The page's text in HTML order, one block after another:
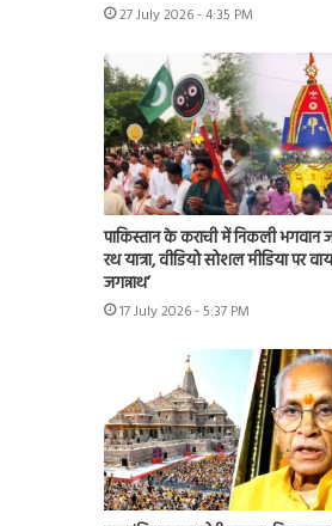
27 July 2026 - 4:35 PM
पाकिस्तान के कराची में निकली भगवान
रथ यात्रा, वीडियो सोशल मीडिया पर
जगन्नाथ’
17 July 2026 - 5:37 PM